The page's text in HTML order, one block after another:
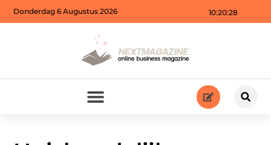
10:20:29
Donderdag 6 Augustus 2026